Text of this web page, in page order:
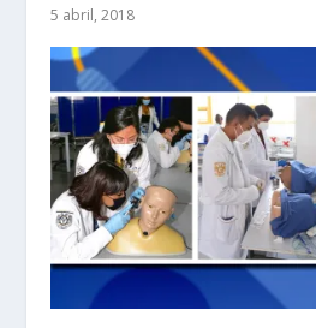
5 abril, 2018